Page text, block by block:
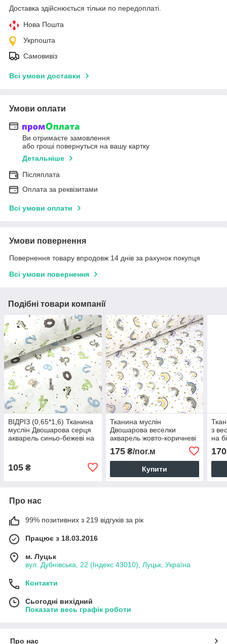
Доставка здійснюється тільки по передоплаті.
Нова Пошта
Укрпошта
Самовивіз
Всі умови доставки
Умови оплати
Ви отримаєте замовлення
або гроші повернуться на вашу картку
Детальніше
Післяплата
Оплата за реквізитами
Всі умови оплати
Умови повернення
Повернення товару впродовж 14 днів за рахунок покупця
Всі умови повернення
Подібні товари компанії
ВІДРІЗ (0,65*1,6) Тканина
муслін Двошарова серця
акварель синьо-бежеві на
105 ₴
Тканина муслін
Двошарова веселки
акварель жовто-коричневі
із зірками на білому (шир.
1,7 м) (MS-S-0292)
175₴/пог.м
Купити
з
на
170
Про нас
99% позитивних з 219 відгуків за рік
Працює з 18.03.2016
м. Луцьк
вул. Дубнівська, 22 (Індекс 43010), Луцьк, Україна
Контакти
Сьогодні вихідний
Показати весь графік роботи
Про нас